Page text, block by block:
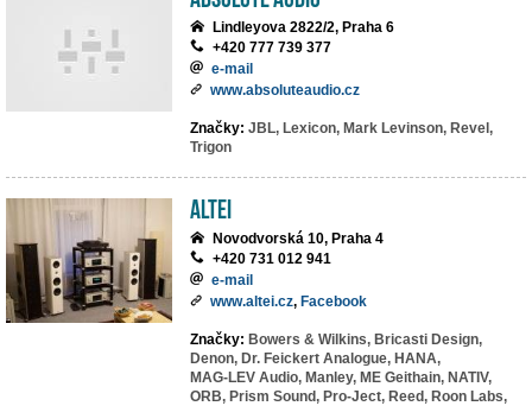
Lindleyova 2822/2, Praha 6
+420 777 739 377
e-mail
www.absoluteaudio.cz
Značky: JBL, Lexicon, Mark Levinson, Revel,
Trigon
ALTEI
Novodvorská 10, Praha 4
+420 731 012 941
e-mail
www.altei.cz, Facebook
Značky: Bowers & Wilkins, Bricasti Design,
Denon, Dr. Feickert Analogue, HANA,
MAG-LEV Audio, Manley, ME Geithain, NATIV,
ORB, Prism Sound, Pro-Ject, Reed, Roon Labs,